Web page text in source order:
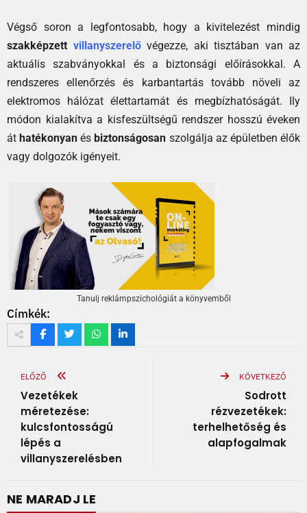
Végső soron a legfontosabb, hogy a kivitelezést mindig
szakképzett villanyszerelővégezze, aki tisztában van az
aktuális szabványokkal és a biztonsági előírásokkal. A
rendszeres ellenőrzés és karbantartás tovább növeli az
elektromos hálózat élettartamát és megbízhatóságát. Ily
módon kialakítva a kisfeszültségű rendszer hosszú éveken
áthatékonyan ésbiztonságosan szolgálja az épületben élők
vagy dolgozók igényeit.
Tanulj reklámpszichológiát a könyvemből
Címkék:
ELŐZŐ
Vezetékek
méretezése:
kulcsfontosságú
lépés a
villanyszerelésben
KÖVETKEZŐ
Sodrott
rézvezetékek:
terhelhetőség és
alapfogalmak
NE MARADJ LE